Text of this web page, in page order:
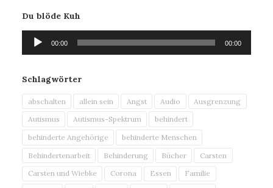
Du blöde Kuh
Audio-
Player
00:00 00:00
Schlagwörter
abschalten allein sein Angst Audio
Ausgrenzung
Autismus
Autismus-Spektrum
behindert
behinderte Angehörige
behinderte Menschen
Behindertenarbeit
Behinderung Bücher
Carsten
Carsten und Wiebke
Corona Essen
Familie